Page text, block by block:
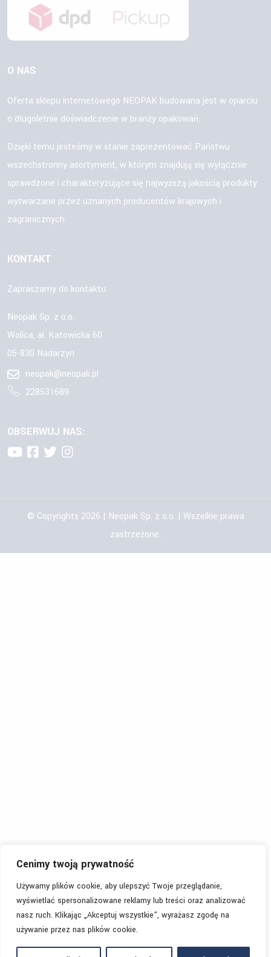
Cenimy twoją prywatność
Używamy plików cookie, aby ulepszyć Twoje przeglądanie,
wyświetlać spersonalizowane reklamy lub treści oraz analizować
nasz ruch. Klikając „Akceptuj wszystkie”, wyrażasz zgodę na
używanie przez nas plików cookie.
O NAS
Oferta sklepu internetowego NEOPAK budowana jest w oparciu
o długoletnie doświadczenie w branży opakowań.
Dzięki temu jesteśmy w stanie zaprezentować Państwu
wszechstronny asortyment, w którym znajdują się wyłącznie
sprawdzone i charakteryzujące się najwyższą jakością produkty
wytwarzane przez uznanych producentów krajowych i
zagranicznych.
KONTAKT
Zapraszamy do kontaktu
Neopak Sp. z o.o.
Wolica, al. Katowicka 60
05-830 Nadarzyn
neopak@neopak.pl
228531689
OBSERWUJ NAS:
© Copyrights 2026 | Neopak Sp. z o.o. | Wszelkie prawa
zastrzeżone.